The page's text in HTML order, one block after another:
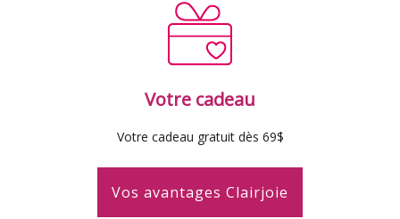
Votre cadeau
Votre cadeau gratuit dès 69$
Vos avantages Clairjoie